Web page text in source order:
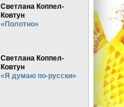
Светлана Коппел-
Ковтун
«Полотно»
Светлана Коппел-
Ковтун
«Я думаю по-русски»